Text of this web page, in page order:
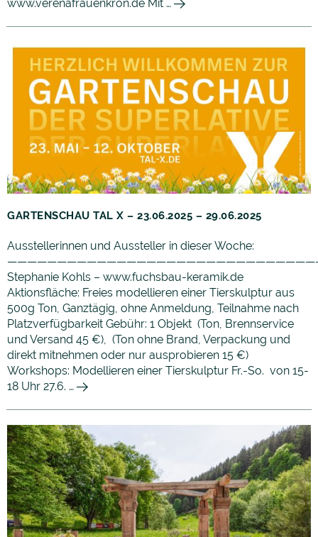
www.verenafrauenkron.de Mit …
GARTENSCHAU TAL X – 23.06.2025 – 29.06.2025
Ausstellerinnen und Aussteller in dieser Woche:
Stephanie Kohls – www.fuchsbau-keramik.de
Aktionsfläche: Freies modellieren einer Tierskulptur aus
500g Ton, Ganztägig, ohne Anmeldung, Teilnahme nach
Platzverfügbarkeit Gebühr: 1 Objekt (Ton, Brennservice
und Versand 45 €), (Ton ohne Brand, Verpackung und
direkt mitnehmen oder nur ausprobieren 15 €)
Workshops: Modellieren einer Tierskulptur Fr.-So. von 15-
18 Uhr 27.6. …